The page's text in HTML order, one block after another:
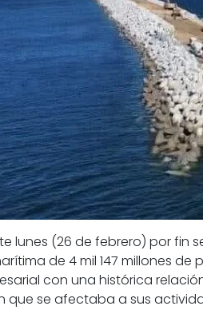
lunes (26 de febrero) por fin
de 4 mil 147 millones
con una histórica
que se afectaba a sus